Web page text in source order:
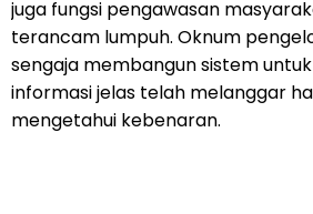
juga fungsi pengawasan
terancam lumpuh. Oknum
sengaja membangun sistem
informasi jelas telah melanggar
mengetahui kebenaran.